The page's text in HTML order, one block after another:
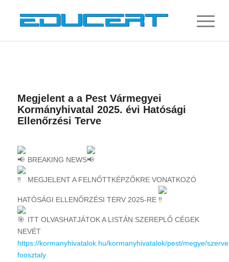
Megjelent a a Pest Vármegyei
Kormányhivatal 2025. évi Hatósági
Ellenőrzési Terve
BREAKING NEWS
MEGJELENT A FELNŐTTKÉPZŐKRE VONATKOZÓ
HATÓSÁGI ELLENŐRZÉSI TERV 2025-RE
ITT OLVASHATJÁTOK A LISTÁN SZEREPLŐ CÉGEK
NEVÉT
https://kormanyhivatalok.hu/kormanyhivatalok/pest/megye/
foosztaly